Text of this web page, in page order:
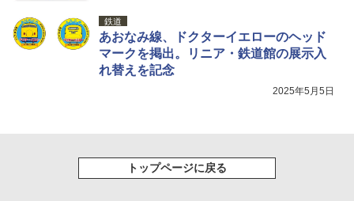
鉄道
あおなみ線、ドクターイエローのヘッド
マークを掲出。リニア・鉄道館の展示入
れ替えを記念
2025年5月5日
トップページに戻る